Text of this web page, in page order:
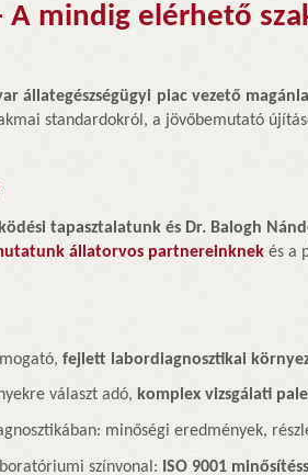
A mindig elérhető
állategészségügyi piac vezető
standardokról, a jövőbemutató
tapasztalatunk és Dr. Balogh
állatorvos partnereinknek és a
fejlett labordiagnosztikai
választ adó, komplex vizsgálati
minőségi eredmények,
színvonal: ISO 9001